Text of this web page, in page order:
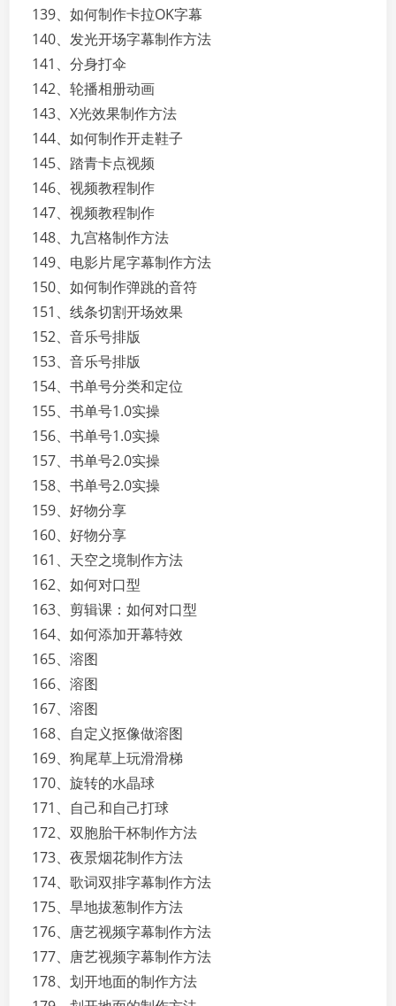
139、如何制作卡拉OK字幕
140、发光开场字幕制作方法
141、分身打伞
142、轮播相册动画
143、X光效果制作方法
144、如何制作开走鞋子
145、踏青卡点视频
146、视频教程制作
147、视频教程制作
148、九宫格制作方法
149、电影片尾字幕制作方法
150、如何制作弹跳的音符
151、线条切割开场效果
152、音乐号排版
153、音乐号排版
154、书单号分类和定位
155、书单号1.0实操
156、书单号1.0实操
157、书单号2.0实操
158、书单号2.0实操
159、好物分享
160、好物分享
161、天空之境制作方法
162、如何对口型
163、剪辑课：如何对口型
164、如何添加开幕特效
165、溶图
166、溶图
167、溶图
168、自定义抠像做溶图
169、狗尾草上玩滑滑梯
170、旋转的水晶球
171、自己和自己打球
172、双胞胎干杯制作方法
173、夜景烟花制作方法
174、歌词双排字幕制作方法
175、旱地拔葱制作方法
176、唐艺视频字幕制作方法
177、唐艺视频字幕制作方法
178、划开地面的制作方法